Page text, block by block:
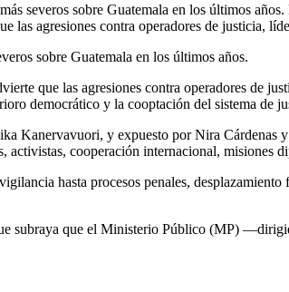
severos sobre Guatemala en los últimos
las agresiones contra operadores de justicia,
sobre Guatemala en los últimos años.
que las agresiones contra operadores de
democrático y la cooptación del sistema de
Kanervavuori, y expuesto por Nira Cárdenas
cooperación internacional, misiones
hasta procesos penales, desplazamiento
subraya que el Ministerio Público (MP)